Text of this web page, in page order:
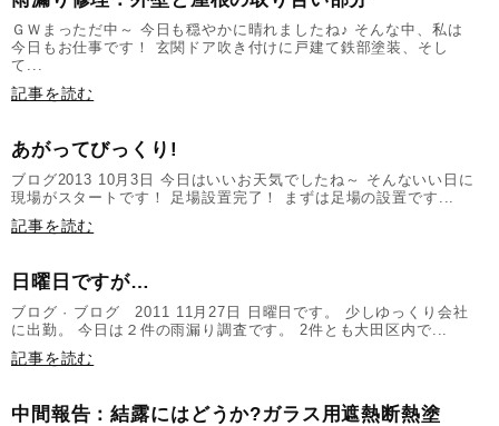
ＧＷまっただ中～ 今日も穏やかに晴れましたね♪ そんな中、私は
今日もお仕事です！ 玄関ドア吹き付けに戸建て鉄部塗装、そし
て...
記事を読む
あがってびっくり!
ブログ2013 10月3日 今日はいいお天気でしたね～ そんないい日に
現場がスタートです！ 足場設置完了！ まずは足場の設置です...
記事を読む
日曜日ですが…
ブログ · ブログ 2011 11月27日 日曜日です。 少しゆっくり会社
に出勤。 今日は２件の雨漏り調査です。 2件とも大田区内で...
記事を読む
中間報告：結露にはどうか?ガラス用遮熱断熱塗